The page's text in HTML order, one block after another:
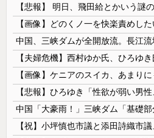
【画像】どのくノ一を快楽責めし
中国、三峡ダムが全開放流。長江